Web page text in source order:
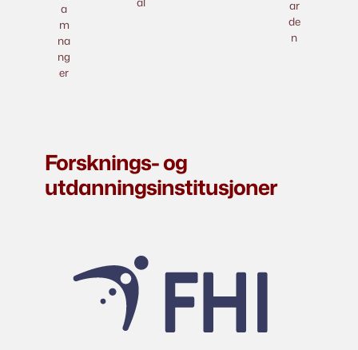
a
m
na
ng
er
ar
de
n
Forsknings- og
utdanningsinstitusjoner